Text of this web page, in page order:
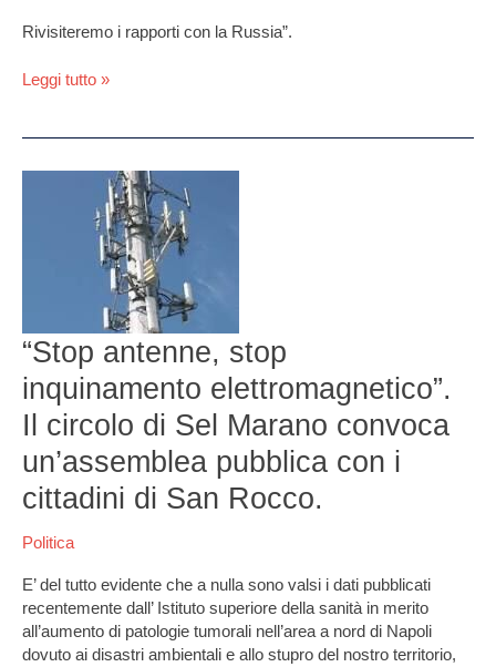
Rivisiteremo i rapporti con la Russia”.
Leggi tutto »
“Stop antenne, stop
inquinamento elettromagnetico”.
Il circolo di Sel Marano convoca
un’assemblea pubblica con i
cittadini di San Rocco.
Politica
E’ del tutto evidente che a nulla sono valsi i dati pubblicati
recentemente dall’ Istituto superiore della sanità in merito
all’aumento di patologie tumorali nell’area a nord di Napoli
dovuto ai disastri ambientali e allo stupro del nostro territorio,
inquinamento
elettromagnetico”.
di
Sel
Marano
convoca
un’assemblea
pubblica
con
i
di
San
Rocco.